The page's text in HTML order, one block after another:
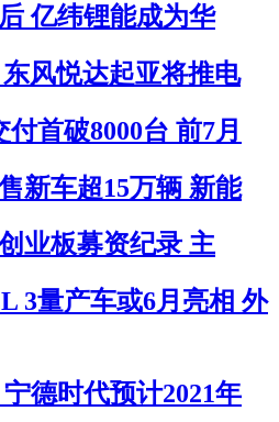
亿纬锂能成为华
风悦达起亚将推电
首破8000台 前7月
新车超15万辆 新能
业板募资纪录 主
3量产车或6月亮相 外
德时代预计2021年